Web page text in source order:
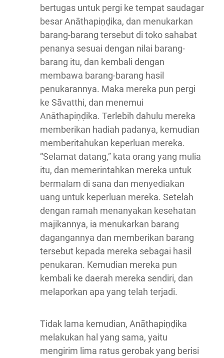
bertugas untuk pergi ke tempat saudagar
besar Anāthapiṇḍika, dan menukarkan
barang-barang tersebut di toko sahabat
penanya sesuai dengan nilai barang-
barang itu, dan kembali dengan
membawa barang-barang hasil
penukarannya. Maka mereka pun pergi
ke Sāvatthi, dan menemui
Anāthapiṇḍika. Terlebih dahulu mereka
memberikan hadiah padanya, kemudian
memberitahukan keperluan mereka.
“Selamat datang,” kata orang yang mulia
itu, dan memerintahkan mereka untuk
bermalam di sana dan menyediakan
uang untuk keperluan mereka. Setelah
dengan ramah menanyakan kesehatan
majikannya, ia menukarkan barang
dagangannya dan memberikan barang
tersebut kepada mereka sebagai hasil
penukaran. Kemudian mereka pun
kembali ke daerah mereka sendiri, dan
melaporkan apa yang telah terjadi.
Tidak lama kemudian, Anāthapiṇḍika
melakukan hal yang sama, yaitu
mengirim lima ratus gerobak yang berisi